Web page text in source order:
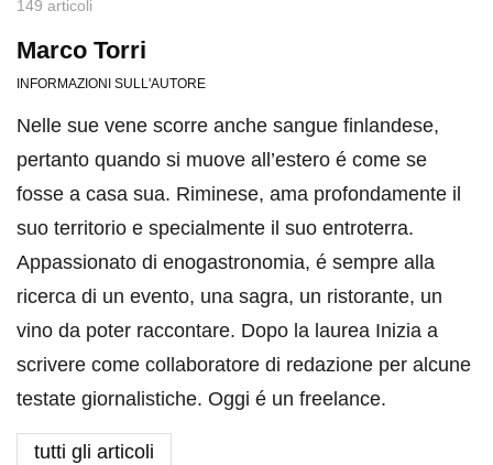
149 articoli
Marco Torri
INFORMAZIONI SULL'AUTORE
Nelle sue vene scorre anche sangue finlandese,
pertanto quando si muove all’estero é come se
fosse a casa sua. Riminese, ama profondamente il
suo territorio e specialmente il suo entroterra.
Appassionato di enogastronomia, é sempre alla
ricerca di un evento, una sagra, un ristorante, un
vino da poter raccontare. Dopo la laurea Inizia a
scrivere come collaboratore di redazione per alcune
testate giornalistiche. Oggi é un freelance.
tutti gli articoli